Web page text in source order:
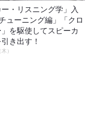
ー・リスニング学」入
ューニング編」「クロ
を駆使してスピーカ
き出す！
）